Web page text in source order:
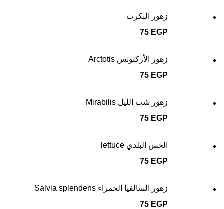
زهور البكرت
75 EGP
زهور الأركتوتس Arctotis
75 EGP
زهور شب الليل Mirabilis
75 EGP
الخس البلدي lettuce
75 EGP
زهور السالفيا الحمراء Salvia splendens
75 EGP